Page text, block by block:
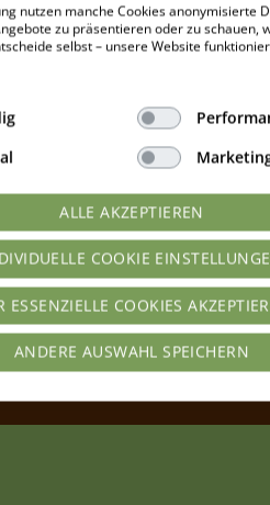
nutzen manche Cookies anonymisierte
zu präsentieren oder zu schauen,
selbst – unsere Website
ALLE AKZEPTIEREN
COOKIE
ESSENZIELLE COOKIES
ANDERE AUSWAHL SPEICHERN